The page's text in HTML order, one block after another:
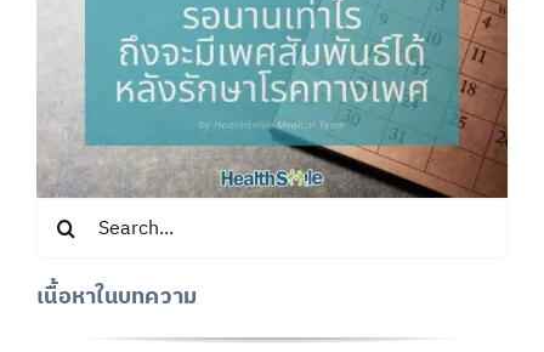
Search
for:
เนื้อหาในบทความ